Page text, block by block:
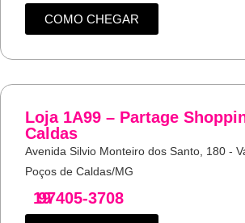
COMO CHEGAR
Loja 1A99 – Partage
Caldas
Avenida Silvio Monteiro dos Santo, 180 -
Poços de Caldas/MG
19
97405-3708